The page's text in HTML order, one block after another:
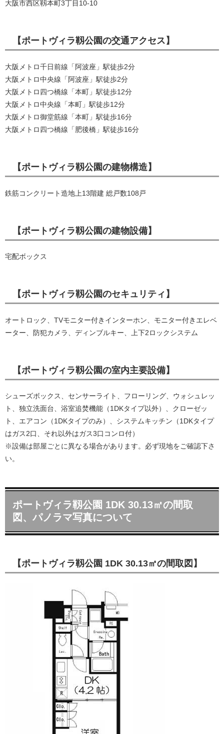
大阪市西区靱本町3丁目10-10
【ポートヴィラ靱公園の交通アクセス】
大阪メトロ千日前線「阿波座」駅徒歩2分
大阪メトロ中央線「阿波座」駅徒歩2分
大阪メトロ四つ橋線「本町」駅徒歩12分
大阪メトロ中央線「本町」駅徒歩12分
大阪メトロ御堂筋線「本町」駅徒歩16分
大阪メトロ四つ橋線「肥後橋」駅徒歩16分
【ポートヴィラ靱公園の建物構造】
鉄筋コンクリート造地上13階建 総戸数108戸
【ポートヴィラ靱公園の建物設備】
宅配ボックス
【ポートヴィラ靱公園のセキュリティ】
オートロック、TVモニター付きインターホン、モニター付きエレベ
ーター、防犯カメラ、ディンブルキー、上下2ロックシステム
【ポートヴィラ靱公園の室内主要設備】
シューズボックス、センサーライト、フローリング、ウォシュレッ
ト、独立洗面台、浴室追焚機能（1DKタイプ以外）、クローゼッ
ト、エアコン（1DKタイプのみ）、システムキッチン（1DKタイプ
はガス2口、それ以外はガス3口コンロ付）
※設備は部屋ごとに異なる場合があります。必ず現地をご確認下さ
い。
ポートヴィラ靱公園 1DK 30.13㎡の間取
図、パノラマ写真について
【ポートヴィラ靱公園 1DK 30.13㎡の間取図】